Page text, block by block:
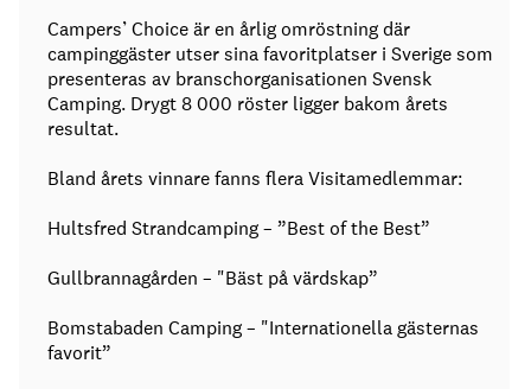
Campers’ Choice är en årlig omröstning där
campinggäster utser sina favoritplatser i Sverige som
presenteras av branschorganisationen Svensk
Camping. Drygt 8 000 röster ligger bakom årets
resultat.
Bland årets vinnare fanns flera Visitamedlemmar:
Hultsfred Strandcamping – ”Best of the Best”
Gullbrannagården – "Bäst på värdskap”
Bomstabaden Camping – "Internationella gästernas
favorit”